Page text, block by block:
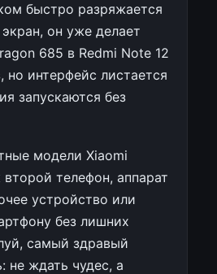
быстро разряжается
он уже делает
685 в Redmi Note 12
но интерфейс листается
запускаются без
модели Xiaomi
телефон, аппарат
устройство или
без лишних
самый здравый
не ждать чудес, а